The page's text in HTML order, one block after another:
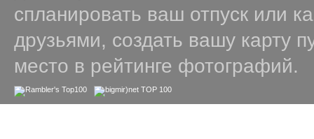
спланировать ваш отпуск или
друзьями, создать вашу карту
место в рейтинге фотографий.